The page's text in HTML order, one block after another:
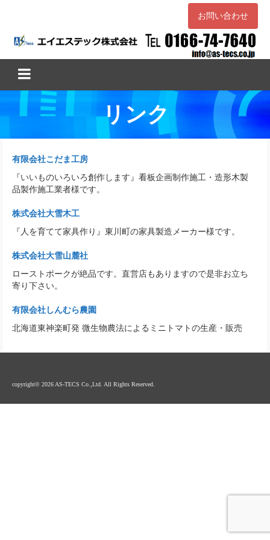
お問い合わせ
リンク
有限会社こだま工房
『いいものいろいろ創作します』看板企画制作施工・造形木製
品製作施工業者様です。
株式会社大雪木工
『人を育てて家具作り』東川町の家具製造メーカー様です。
株式会社大雪山麓社
ローストポークが絶品です。直営店もありますので是非お立ち
寄り下さい。
有限会社しんむら農園
北海道東神楽町発 微生物農法によるミニトマトの生産・販売
copyright© 2026 AS-TECS Co.,Ltd. All Rights Reserved.